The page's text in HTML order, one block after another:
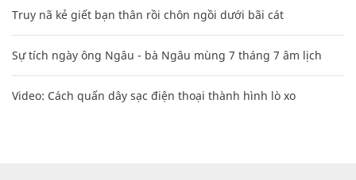
Truy nã kẻ giết bạn thân rồi chôn ngồi dưới bãi cát
Sự tích ngày ông Ngâu - bà Ngâu mùng 7 tháng 7 âm lịch
Video: Cách quấn dây sạc điện thoại thành hình lò xo